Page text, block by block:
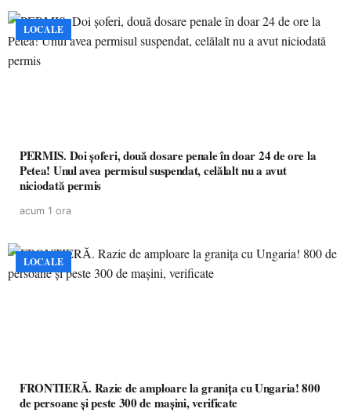
LOCALE
PERMIS. Doi șoferi, două dosare penale în doar 24 de ore la
Petea! Unul avea permisul suspendat, celălalt nu a avut
niciodată permis
acum 1 ora
LOCALE
FRONTIERĂ. Razie de amploare la granița cu Ungaria! 800
de persoane și peste 300 de mașini, verificate